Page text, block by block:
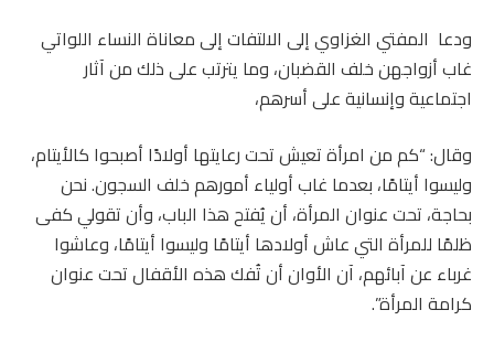
ودعا المفتي الغزاوي إلى الالتفات إلى معاناة النساء اللواتي
غاب أزواجهن خلف القضبان، وما يترتب على ذلك من آثار
اجتماعية وإنسانية على أسرهم،
وقال: “كم من امرأة تعيش تحت رعايتها أولادًا أصبحوا كالأيتام،
وليسوا أيتامًا، بعدما غاب أولياء أمورهم خلف السجون. نحن
بحاجة، تحت عنوان المرأة، أن يُفتح هذا الباب، وأن تقولي كفى
ظلمًا للمرأة التي عاش أولادها أيتامًا وليسوا أيتامًا، وعاشوا
غرباء عن آبائهم، آن الأوان أن تُفك هذه الأقفال تحت عنوان
كرامة المرأة”.